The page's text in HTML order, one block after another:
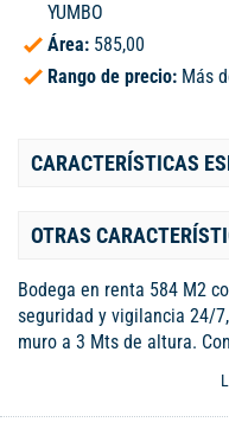
YUMBO
Área: 585,00
Rango de precio: Más
CARACTERÍSTICAS
OTRAS
Bodega en renta 584 M2
seguridad y vigilancia 24/
muro a 3 Mts de altura.
empleados y visitantes,
bodegas con altura